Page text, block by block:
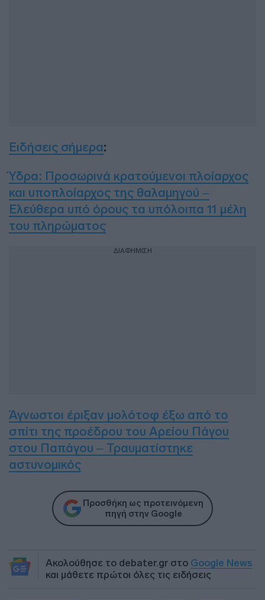
Ειδήσεις σήμερα:
Ύδρα: Προσωρινά κρατούμενοι πλοίαρχος
και υποπλοίαρχος της θαλαμηγού –
Ελεύθερα υπό όρους τα υπόλοιπα 11 μέλη
του πληρώματος
ΔΙΑΦΗΜΙΣΗ
Άγνωστοι έριξαν μολότοφ έξω από το
σπίτι της προέδρου του Αρείου Πάγου
στου Παπάγου – Τραυματίστηκε
αστυνομικός
Προσθήκη ως προτεινόμενη
πηγή στην Google
Ακολούθησε το debater.gr στο Google News
και μάθετε πρώτοι όλες τις ειδήσεις